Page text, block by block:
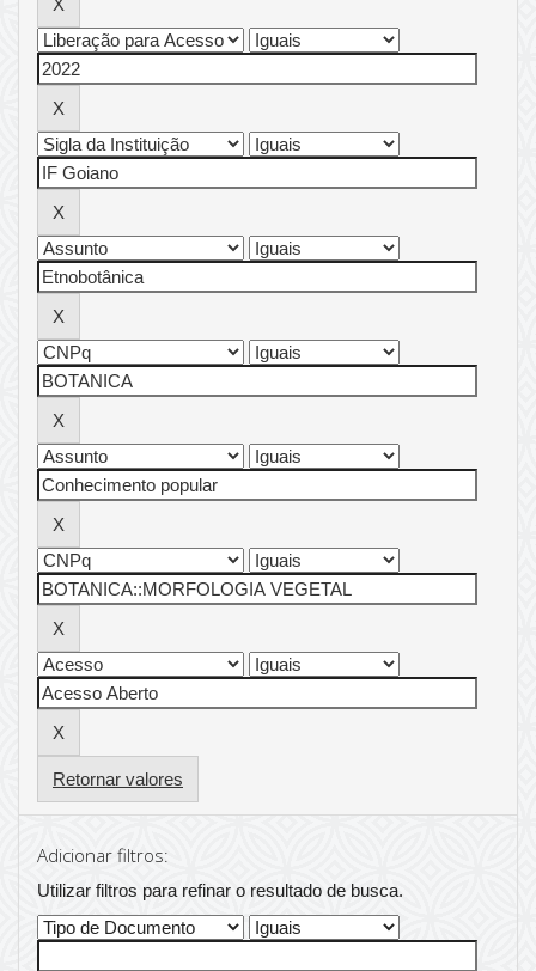
Retornar valores
Adicionar filtros:
Utilizar filtros para refinar o resultado de busca.